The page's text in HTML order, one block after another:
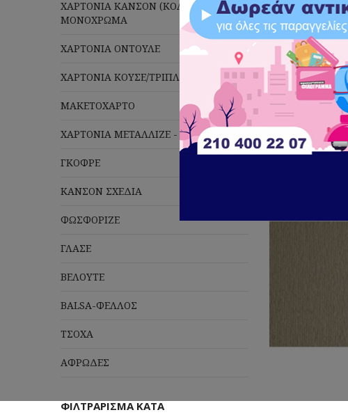
ΧΑΡΤΟΝΙΑ ΚΑΝΣΟΝ (ΚΟΛΑΖ) 220gr
ΜΟΝΟΧΡΩΜΑ
ΧΑΡΤΟΝΙΑ ΟΝΤΟΥΛΕ
ΧΑΡΤΟΝΙΑ ΚΟΥΣΕ/ΤΡΙΠΛΕΞ
ΜΑΚΕΤΟΧΑΡΤΟ
ΧΑΡΤΟΝΙΑ ΜΕΤΑΛΛΙΖΕ - GLITTER
ΓΚΟΦΡΕ
ΚΑΝΣΟΝ ΣΧΕΔΙΑ
ΦΩΣΦΟΡΙΖΕ
ΓΛΑΣΕ
ΒΕΛΟΥΤΕ
BALSA-ΦΕΛΛΟΣ
ΤΣΟΧΑ
ΑΦΡΩΔΕΣ
ΦΙΛΤΡΆΡΙΣΜΑ ΚΑΤΆ